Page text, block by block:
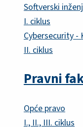
Softverski
I. ciklus
Cybersecurity
II. ciklus
Pravni
Opće pravo
I., II., III. ciklus